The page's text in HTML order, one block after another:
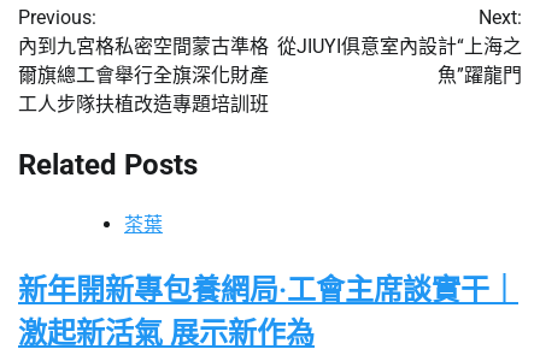
章
導
Previous:
內到九宮格私密空間蒙古準格
爾旗總工會舉行全旗深化財產
工人步隊扶植改造專題培訓班
Next:
從JIUYI俱意室內設計“上海之
魚”躍龍門
Related Posts
茶葉
新年開新專包養網局·工會主席談實干｜
激起新活氣 展示新作為